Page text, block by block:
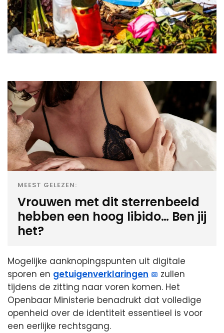
MEEST GELEZEN:
Vrouwen met dit sterrenbeeld
hebben een hoog libido… Ben jij
het?
Mogelijke aanknopingspunten uit digitale
sporen en getuigenverklaringen
zullen
tijdens de zitting naar voren komen. Het
Openbaar Ministerie benadrukt dat volledige
openheid over de identiteit essentieel is voor
een eerlijke rechtsgang.